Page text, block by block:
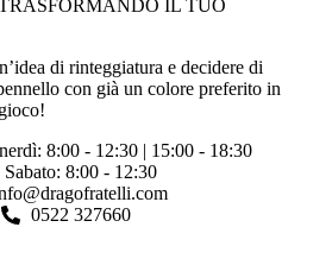
IL TUO
di rinteggiatura e decidere di
con già un colore preferito in
8:00 - 12:30 | 15:00 - 18:30
Sabato: 8:00 - 12:30
0522 327660